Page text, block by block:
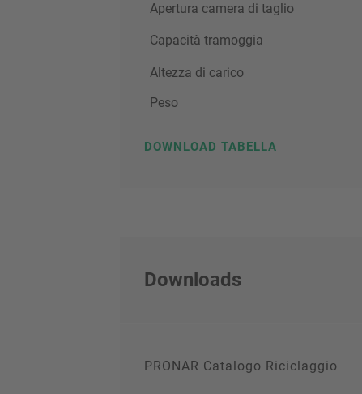
Apertura camera di taglio
Capacità tramoggia
Altezza di carico
Peso
DOWNLOAD TABELLA
Downloads
PRONAR Catalogo Riciclaggio